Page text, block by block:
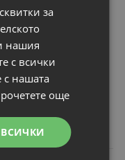
: А клас
: 6 месеца
за
нашия
с всички
с нашата
още